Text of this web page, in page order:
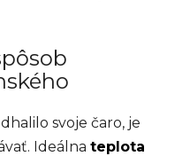
svoje čaro, je
Ideálna teplota